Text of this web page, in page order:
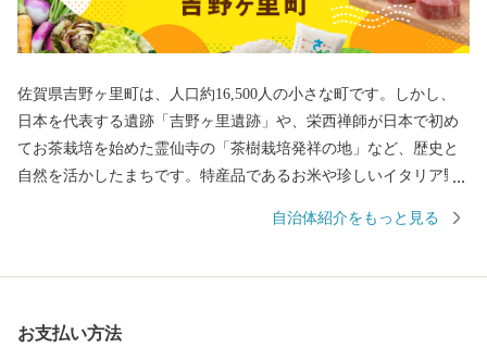
佐賀県吉野ヶ里町は、人口約16,500人の小さな町です。しかし、
日本を代表する遺跡「吉野ヶ里遺跡」や、栄西禅師が日本で初め
てお茶栽培を始めた霊仙寺の「茶樹栽培発祥の地」など、歴史と
自然を活かしたまちです。特産品であるお米や珍しいイタリア野
企業誘致により多くの企業から魅力あふれる返礼品をご用意して
自治体紹介をもっと見る
お支払い方法